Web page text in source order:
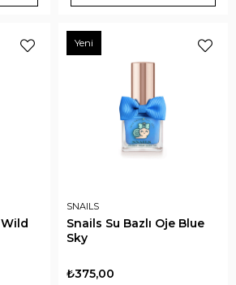
Wild
SNAILS
Snails Su Bazlı Oje Blue
Sky
₺375,00
Yeni